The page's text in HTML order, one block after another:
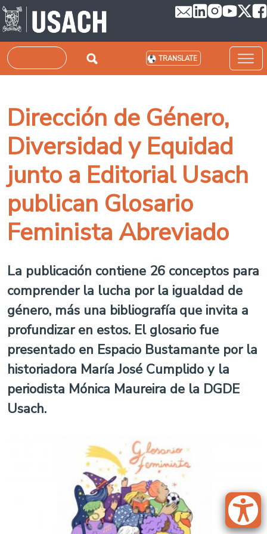
Skip to main content
Search TRANSLATE
Dirección de Género,
Diversidad y Equidad
junto a Editorial Usach
publican Glosario
Feminista Abreviado
La publicación contiene 26 conceptos para
comprender la lucha por la igualdad de
género, más una bibliografía que invita a
profundizar en estos. El glosario fue
presentado en Espacio Bustamante por la
historiadora María José Cumplido y la
periodista Mónica Maureira de la DGDE
Usach.